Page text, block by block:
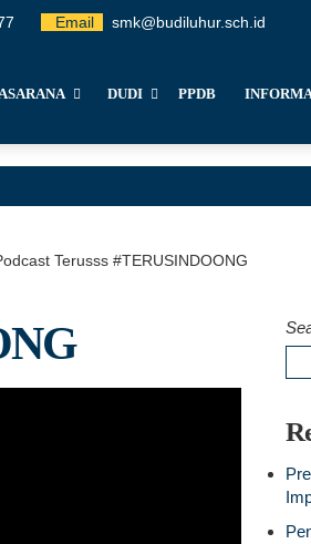
Email smk@budiluhur.sch.id
DUDI PPDB
Terusss #TERUSINDOONG